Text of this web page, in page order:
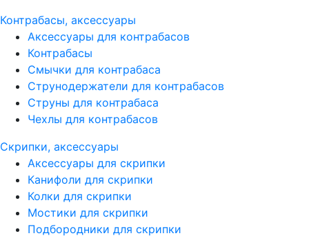
Контрабасы, аксессуары
Аксессуары для контрабасов
Контрабасы
Смычки для контрабаса
Струнодержатели для контрабасов
Струны для контрабаса
Чехлы для контрабасов
Скрипки, аксессуары
Аксессуары для скрипки
Канифоли для скрипки
Колки для скрипки
Мостики для скрипки
Подбородники для скрипки